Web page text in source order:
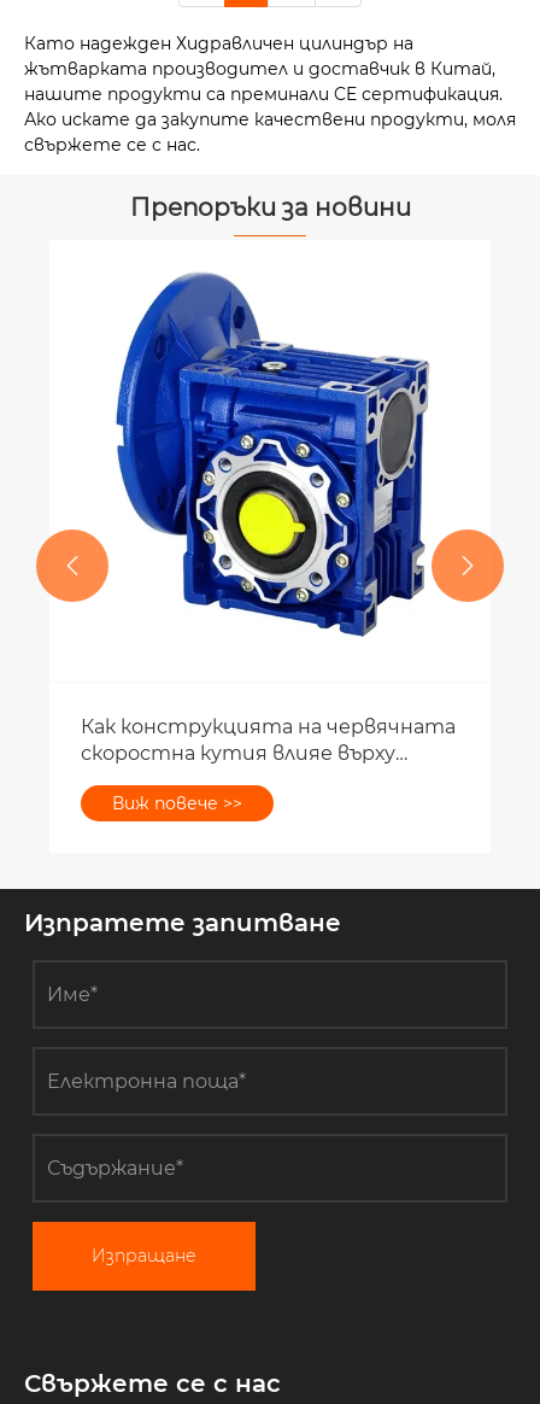
Като надежден Хидравличен цилиндър на
жътварката производител и доставчик в Китай,
нашите продукти са преминали CE сертификация.
Ако искате да закупите качествени продукти, моля
свържете се с нас.
Препоръки за новини
Какви са често срещаните типове
хидравлични цилиндри за
мотокари?
Виж повече >>
 
Изпратете запитване
Изпращане
Свържете се с нас